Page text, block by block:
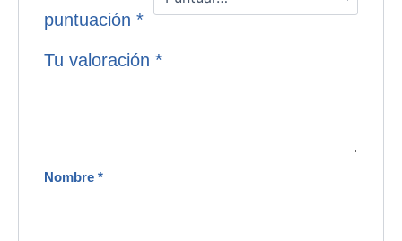
puntuación*
Tu valoración*
Nombre*